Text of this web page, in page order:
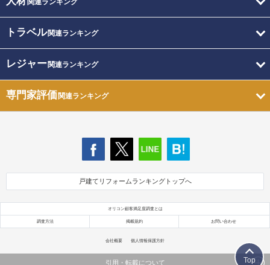
関連ランキング
トラベル関連ランキング
レジャー関連ランキング
専門家評価関連ランキング
戸建てリフォームランキングトップへ
オリコン顧客満足度調査とは
調査方法 掲載規約 お問い合わせ
会社概要 個人情報保護方針
引用・転載について Top